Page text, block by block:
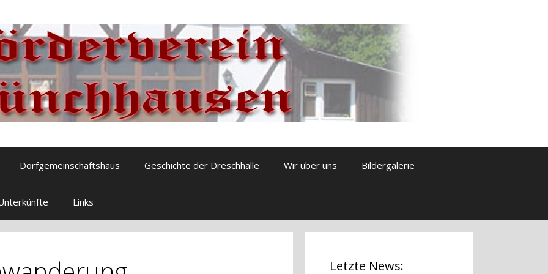
Dorfgemeinschaftshaus Geschichte der Dreschhalle Wir über uns Bildergalerie
Links
Letzte News: